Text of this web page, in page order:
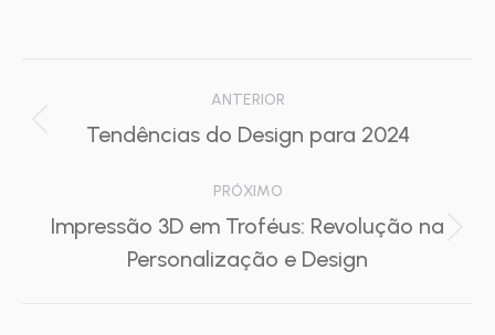
ANTERIOR
Post
Tendências do Design para 2024
PRÓXIMO
Próximo
post:
Impressão 3D em Troféus: Revolução na
Personalização e Design